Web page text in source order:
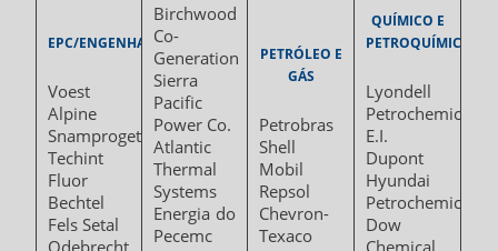
EPC/ENGENHARIAS
Voest
Alpine
Snamprogetti
Techint
Fluor
Bechtel
Fels Setal
Odebrecht
Birchwood
Co-
Generation
Sierra
Pacific
Power Co.
Atlantic
Thermal
Systems
Energia do
Pecemc
PETRÓLEO E
GÁS
Petrobras
Shell
Mobil
Repsol
Chevron-
Texaco
QUÍMICO E
PETROQUÍMICO
Lyondell
Petrochemical
E.I.
Dupont
Hyundai
Petrochemical
Dow
Chemical